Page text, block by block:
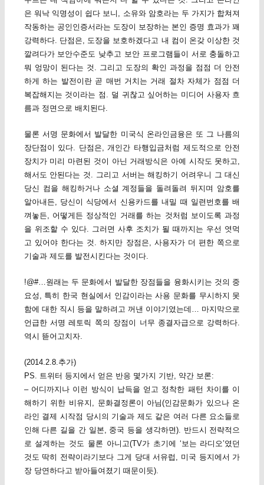
은 워낙 익명성이 쉽다 보니, 소유와 암호라는 두 가지가 합쳐져
작동하는 공인인증서라는 도장이 보장하는 본인 증명 효과가 꽤
강력하다. 단점은, 도장을 보호하겠다고 내 컴이 온갖 이상한 것
깔려다가 보안수준도 낮추고 보안 프로그램들이 서로 충돌하고
뭐 엉망이 된다는 것. 그리고 도장의 확인 과정을 점점 더 안전
하게 하는 발전이란 곧 매번 거치는 거래 절차 자체가 점점 더
복잡해지는 것이라는 점. 덜 귀찮고 싶어하는 미디어 사용자 흐
름과 정면으로 배치된다.
물론 서명 문화에서 발달한 미국식 온라인금융은 또 그 나름의
장단점이 있다. 단점은, 개인간 타행입금처럼 제도적으로 안전
장치가 미리 마련된 것이 아닌 거래방식은 아예 시작도 못하고,
해서도 안된다는 것. 그리고 서버는 해킹하기 어려우니 그 대신
당신 컴을 해킹하거나 소셜 계정들을 돌려돌려 뒤지며 암호를
알아내든, 당신이 식당에서 신용카드를 내밀 때 일련번호를 배
껴놓든, 어떻게든 정상적인 거래를 하는 것처럼 보이도록 과정
을 위조할 수 있다. 그러면 사후 조치가 될 때까지는 우선 엿먹
고 있어야 한다는 것. 하지만 장점은, 사용자가 더 편한 쪽으로
기술과 제도를 발전시킨다는 것이다.
!@#…원래는 두 문화에서 발달한 장점들을 융화시키는 것의 중
요성, 특히 한국 현실에서 인감이라는 사용 문화를 무시하지 못
함에 대한 직시 등을 말하려고 꺼낸 이야기였는데… 마지막으로
언급한 서명 레토릭 쪽의 장점이 너무 종결자급으로 강력하다.
역시 뜯어고치자.
(2014.2.8.추가)
PS. 트위터 등지에서 얻은 반응 몇가지 기반, 약간 보론:
– 어디까지나 이런 방식이 납득을 얻고 정착한 패턴 차이를 이
해하기 위한 비유지, 문화결정론이 아님(인감문화가 있으나 온
라인 결제 시작점 당시의 기술과 제도 같은 여러 다른 요소들로
인해 다른 길을 간 일본, 중국 등을 생각하면). 반드시 전략적으
로 설계하는 것도 물론 아니고(TV가 초기에 ‘보는 라디오’였던
것도 딱히 전략이라기보다 그게 당대 서유럽, 미국 등지에서 가
장 당연하다고 받아들여졌기 때문이듯).